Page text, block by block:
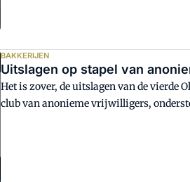
BAKKERIJEN
Uitslagen op stapel van
Het is zover, de uitslagen van de vierde
club van anonieme vrijwilligers,